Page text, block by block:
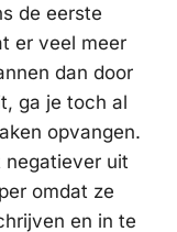
de eerste
er veel meer
dan door
ga je toch al
opvangen.
negatiever uit
omdat ze
en in te